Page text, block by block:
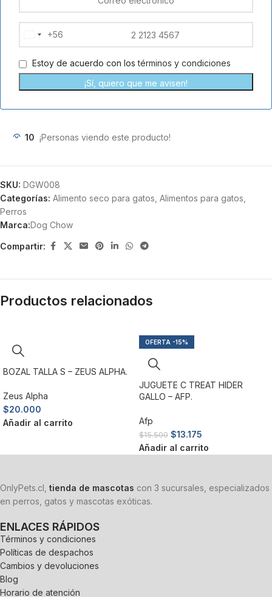
Chile
+56
+56
Estoy de acuerdo con lostérminos y condiciones
¡Sí, quiero que me avisen!
10 ¡Personas viendo este producto!
SKU: DGW008
Categorías: Alimento seco para gatos Alimentos para gatos
Perros
Marca:Dog Chow
Compartir:
Productos relacionados
BOZAL TALLA S – ZEUS ALPHA.
Zeus Alpha
$20.000
Añadir al carrito
-15%
JUGUETE C TREAT HIDER
GALLO – AFP.
Afp
$15.500 $13.175
Añadir al carrito
OnlyPets.cl, tienda de mascotas con 3 sucursales, especializados
en perros, gatos y mascotas exóticas.
ENLACES RÁPIDOS
Términos y condiciones
Políticas de despachos
Cambios y devoluciones
Blog
Horario de atención